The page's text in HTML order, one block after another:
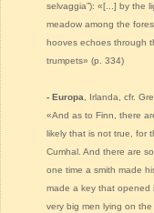
selvaggia”): «[...] by the
meadow among the
hooves echoes through
trumpets» (p. 334)
- Europa , Irlanda, cfr.
«And as to Finn, there
likely that is not true, for
Cumhal. And there are
one time a smith made
made a key that opened
very big men lying on